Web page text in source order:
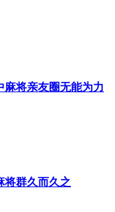
麻将亲友圈无能为力
将群久而久之